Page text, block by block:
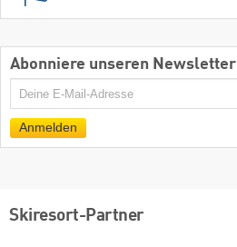
Abonniere unseren Newsletter
E-
Anmelden
Skiresort-Partner